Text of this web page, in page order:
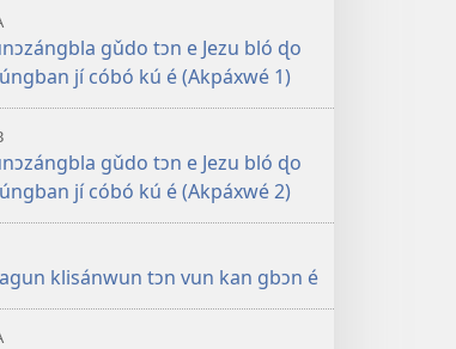
gǔdo tɔn e Jezu bló ɖo
jí cóbó kú é (Akpáxwé 1)
gǔdo tɔn e Jezu bló ɖo
jí cóbó kú é (Akpáxwé 2)
klisánwun tɔn vun kan gbɔn é